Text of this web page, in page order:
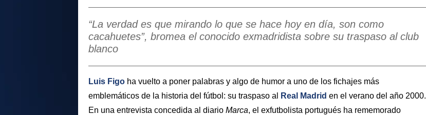
“La verdad es que mirando lo que se hace hoy en día, son como
cacahuetes”, bromea el conocido exmadridista sobre su traspaso al club
blanco
Luis Figo ha vuelto a poner palabras y algo de humor a uno de los fichajes más
emblemáticos de la historia del fútbol: su traspaso al
Real Madrid en el verano del año 2000.
En una entrevista concedida al diario Marca, el exfutbolista portugués ha rememorado